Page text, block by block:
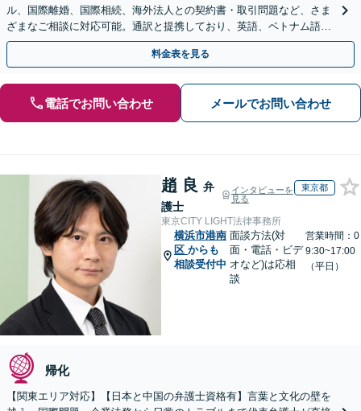
ル、国際離婚、国際相続、海外法人との契約書・取引問題など、さま
ざまなご相談に対応可能。通訳と提携しており、英語、ベトナム語、
中国語、タイ語等対応可能です（通訳料別途）。
料金表を見る
電話でお問い合わせ メールでお問い合わせ
趙 良 弁
護士
インタビューを
見る
東京都
東京CITY LIGHT法律事務所
横浜市港南
区 からも
相談受付中
面談方法(対
面・電話・ビデ
オなど)は応相
談
営業時間：0
9:30~17:00
（平日）
帰化
【関東エリア対応】【日本と中国の弁護士資格有】言葉と文化の壁を